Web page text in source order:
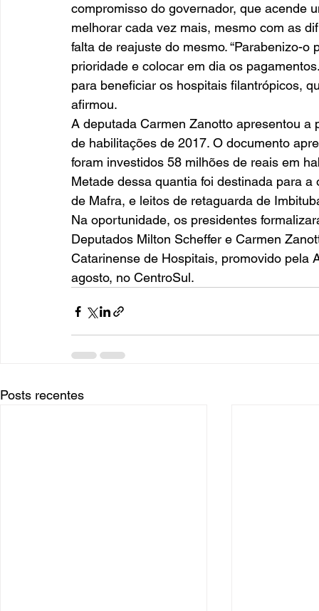
compromisso do governador, que acende
melhorar cada vez mais, mesmo com as
falta de reajuste do mesmo. “Parabenizo-
prioridade e colocar em dia os
para beneficiar os hospitais filantrópicos,
afirmou.
A deputada Carmen Zanotto apresentou
de habilitações de 2017. O documento
foram investidos 58 milhões de reais em
Metade dessa quantia foi destinada para
de Mafra, e leitos de retaguarda de
Na oportunidade, os presidentes
Deputados Milton Scheffer e Carmen
Catarinense de Hospitais, promovido pela
agosto, no CentroSul.
Posts recentes